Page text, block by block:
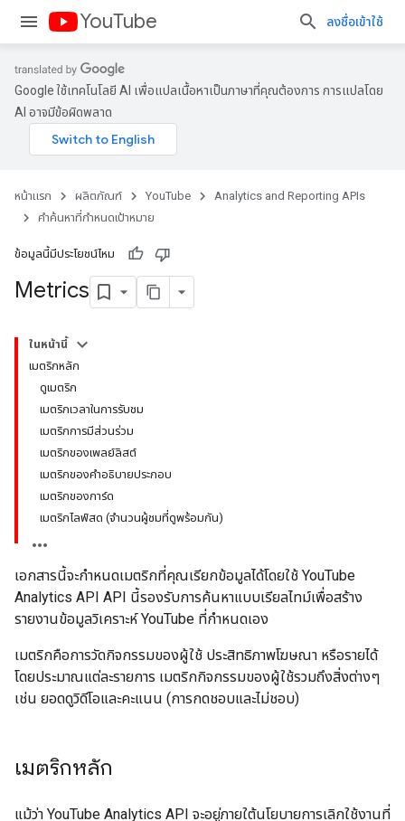
YouTube ลงชื่อเข้าใช้
Google ใช้เทคโนโลยี AI เพื่อแปลเนื้อหาเป็นภาษาที่คุณต้องการ การแปลโดย
AI อาจมีข้อผิดพลาด
หน้าแรก ผลิตภัณฑ์ YouTube
Analytics and Reporting APIs
คําค้นหาที่กําหนดเป้าหมาย
ข้อมูลนี้มีประโยชน์ไหม
Metrics
ในหน้านี้
เมตริกหลัก
ดูเมตริก
เมตริกเวลาในการรับชม
เมตริกการมีส่วนร่วม
เมตริกของเพลย์ลิสต์
เมตริกของคำอธิบายประกอบ
เมตริกของการ์ด
เมตริกไลฟ์สด (จำนวนผู้ชมที่ดูพร้อมกัน)
เอกสารนี้จะกำหนดเมตริกที่คุณเรียกข้อมูลได้โดยใช้ YouTube
Analytics API API นี้รองรับการค้นหาแบบเรียลไทม์เพื่อสร้าง
รายงานข้อมูลวิเคราะห์ YouTube ที่กำหนดเอง
เมตริกคือการวัดกิจกรรมของผู้ใช้ ประสิทธิภาพโฆษณา หรือรายได้
โดยประมาณแต่ละรายการ เมตริกกิจกรรมของผู้ใช้รวมถึงสิ่งต่างๆ
เช่น ยอดดูวิดีโอและคะแนน (การกดชอบและไม่ชอบ)
เมตริกหลัก
แม้ว่า YouTube Analytics API จะอยู่ภายใต้นโยบายการเลิกใช้งานที่